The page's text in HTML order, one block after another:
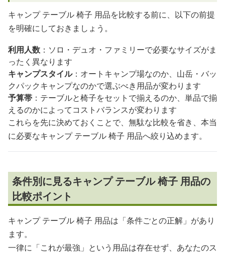
キャンプ テーブル 椅子 用品を比較する前に、以下の前提
を明確にしておきましょう。
利用人数 ：ソロ・デュオ・ファミリーで必要なサイズがま
ったく異なります
キャンプスタイル：オートキャンプ場なのか、山岳・バッ
クパックキャンプなのかで選ぶべき用品が変わります
予算帯 ：テーブルと椅子をセットで揃えるのか、単品で揃
えるのかによってコストバランスが変わります
これらを先に決めておくことで、無駄な比較を省き、本当
に必要なキャンプ テーブル 椅子 用品へ絞り込めます。
条件別に見るキャンプ テーブル 椅子 用品の
比較ポイント
キャンプ テーブル 椅子 用品は「条件ごとの正解」があり
ます。
一律に「これが最強」という用品は存在せず、あなたのス